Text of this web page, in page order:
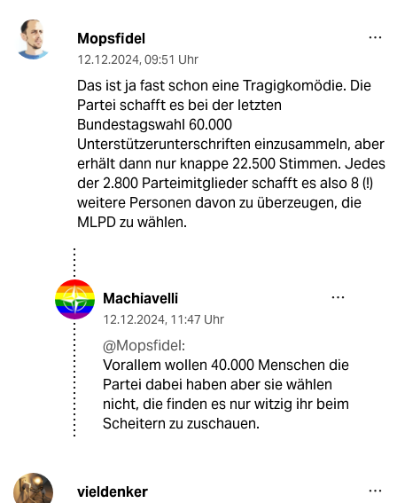
Mopsfidel
12.12.2024, 09:51 Uhr
Das ist ja fast schon eine Tragigkomödie. Die
Partei schafft es bei der letzten
Bundestagswahl 60.000
Unterstützerunterschriften einzusammeln, aber
erhält dann nur knappe 22.500 Stimmen. Jedes
der 2.800 Parteimitglieder schafft es also 8 (!)
weitere Personen davon zu überzeugen, die
MLPD zu wählen.
Machiavelli
12.12.2024, 11:47 Uhr
@Mopsfidel:
Vorallem wollen 40.000 Menschen die
Partei dabei haben aber sie wählen
nicht, die finden es nur witzig ihr beim
Scheitern zu zuschauen.
vieldenker